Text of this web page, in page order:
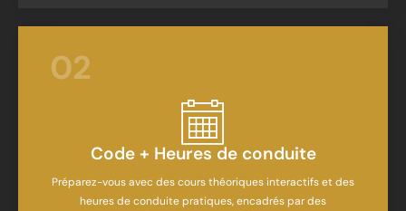
02
Code + Heures de conduite
Préparez-vous avec des cours théoriques interactifs et des
heures de conduite pratiques, encadrés par des